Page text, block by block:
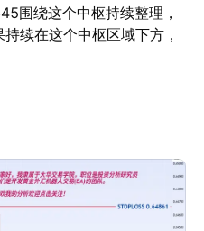
围绕这个中枢持续整理，
续在这个中枢区域下方，
注0.63/0.613两个位置。